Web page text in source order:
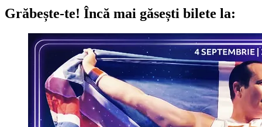
Grăbește-te! Încă mai găsești bilete la: